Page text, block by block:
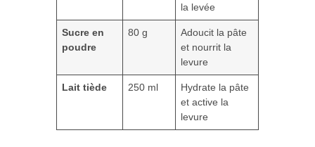
la levée
Sucre en
poudre
80 g
Adoucit la pâte
et nourrit la
levure
Lait tiède 250 ml
Hydrate la pâte
et active la
levure